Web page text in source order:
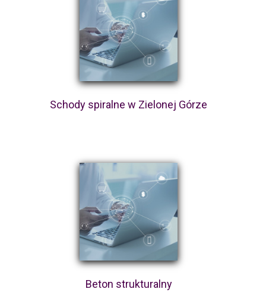
Schody spiralne w Zielonej Górze
Beton strukturalny